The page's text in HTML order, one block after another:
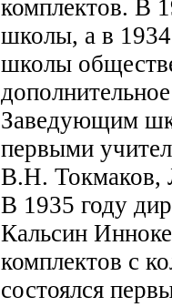
комплектов. В
школы, а в
школы
Заведующим
первыми
В.Н.
В 1935 году
Кальсин
комплектов с
состоялся